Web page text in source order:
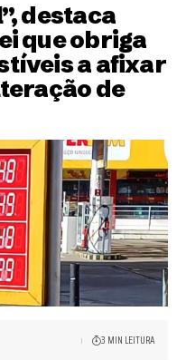
destaca
que obriga
a afixar
de
3 MIN LEITURA